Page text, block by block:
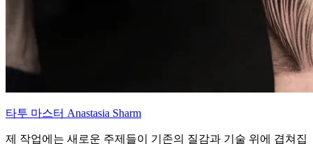
타투 마스터 Anastasia Sharm
제 작업에는 새로운 주제들이 기존의 질감과 기술 위에 겹쳐집